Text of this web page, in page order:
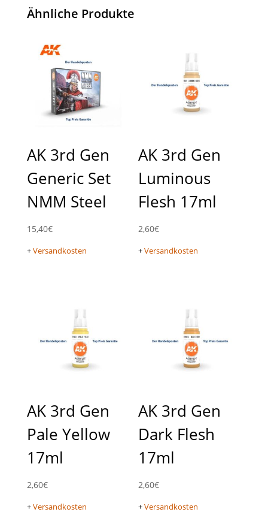
Ähnliche Produkte
AK 3rd Gen
Generic Set
NMM Steel
15,40€
+Versandkosten
AK 3rd Gen
Luminous
Flesh 17ml
2,60€
+Versandkosten
AK 3rd Gen
Pale Yellow
17ml
2,60€
+Versandkosten
AK 3rd Gen
Dark Flesh
17ml
2,60€
+Versandkosten